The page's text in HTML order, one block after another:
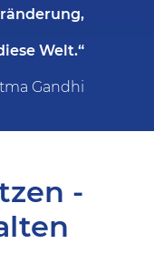
Welt.“
Gandhi
-